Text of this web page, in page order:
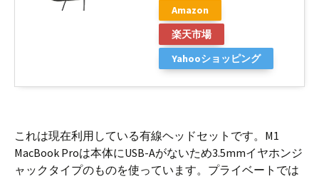
Amazon
楽天市場
Yahooショッピング
これは現在利用している有線ヘッドセットです。M1
MacBook Proは本体にUSB-Aがないため3.5mmイヤホンジ
ャックタイプのものを使っています。プライベートでは